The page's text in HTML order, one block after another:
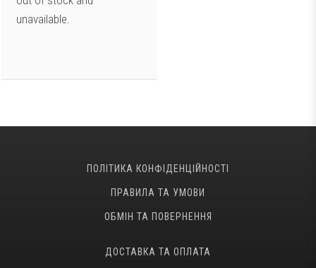
unavailable.
ПОЛІТИКА КОНФІДЕНЦІЙНОСТІ
ПРАВИЛА ТА УМОВИ
ОБМІН ТА ПОВЕРНЕННЯ
ДОСТАВКА ТА ОПЛАТА